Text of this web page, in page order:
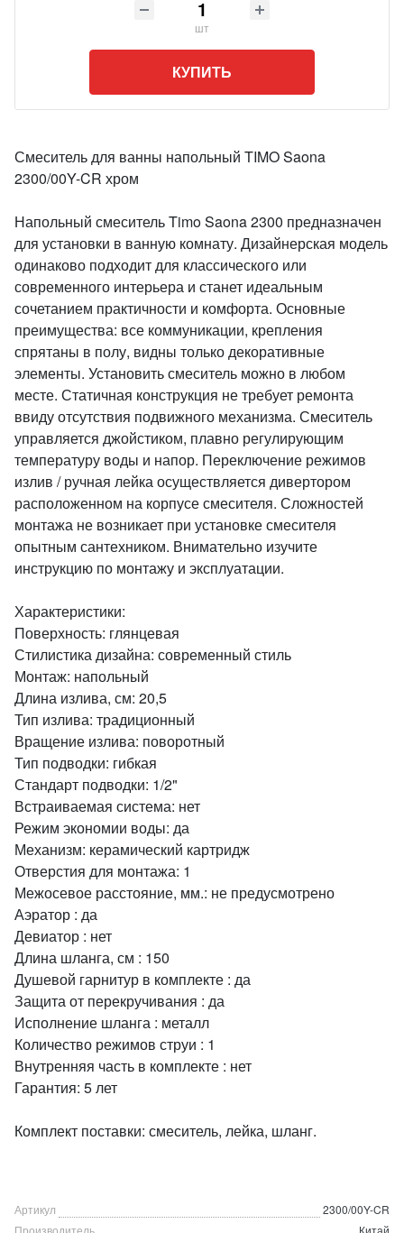
шт
КУПИТЬ
Смеситель для ванны напольный TIMO Saona
2300/00Y-CR хром
Напольный смеситель Timo Saona 2300 предназначен
для установки в ванную комнату. Дизайнерская модель
одинаково подходит для классического или
современного интерьера и станет идеальным
сочетанием практичности и комфорта. Основные
преимущества: все коммуникации, крепления
спрятаны в полу, видны только декоративные
элементы. Установить смеситель можно в любом
месте. Статичная конструкция не требует ремонта
ввиду отсутствия подвижного механизма. Смеситель
управляется джойстиком, плавно регулирующим
температуру воды и напор. Переключение режимов
излив / ручная лейка осуществляется дивертором
расположенном на корпусе смесителя. Сложностей
монтажа не возникает при установке смесителя
опытным сантехником. Внимательно изучите
инструкцию по монтажу и эксплуатации.
Характеристики:
Поверхность: глянцевая
Стилистика дизайна: современный стиль
Монтаж: напольный
Длина излива, см: 20,5
Тип излива: традиционный
Вращение излива: поворотный
Тип подводки: гибкая
Стандарт подводки: 1/2"
Встраиваемая система: нет
Режим экономии воды: да
Механизм: керамический картридж
Отверстия для монтажа: 1
Межосевое расстояние, мм.: не предусмотрено
Аэратор : да
Девиатор : нет
Длина шланга, см : 150
Душевой гарнитур в комплекте : да
Защита от перекручивания : да
Исполнение шланга : металл
Количество режимов струи : 1
Внутренняя часть в комплекте : нет
Гарантия: 5 лет
Комплект поставки: смеситель, лейка, шланг.
Артикул
2300/00Y-CR
Производитель
Китай